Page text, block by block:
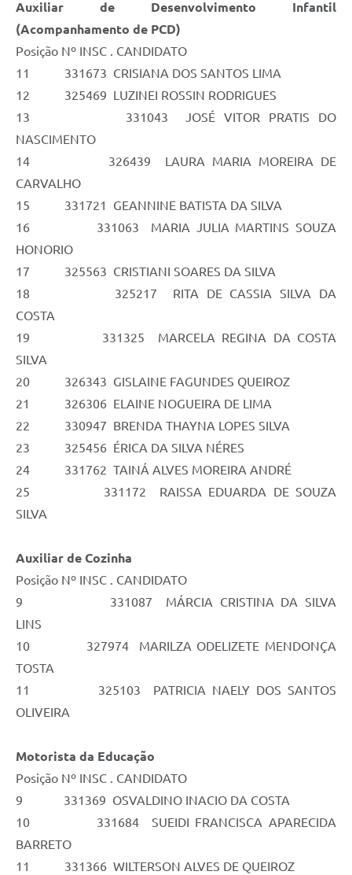
Auxiliar de Desenvolvimento Infantil
(Acompanhamento de PCD)
Posição Nº INSC . CANDIDATO
11 331673 CRISIANA DOS SANTOS LIMA
12 325469 LUZINEI ROSSIN RODRIGUES
13 331043 JOSÉ VITOR PRATIS DO
NASCIMENTO
14 326439 LAURA MARIA MOREIRA DE
CARVALHO
15 331721 GEANNINE BATISTA DA SILVA
16 331063 MARIA JULIA MARTINS SOUZA
HONORIO
17 325563 CRISTIANI SOARES DA SILVA
18 325217 RITA DE CASSIA SILVA DA
COSTA
19 331325 MARCELA REGINA DA COSTA
SILVA
20 326343 GISLAINE FAGUNDES QUEIROZ
21 326306 ELAINE NOGUEIRA DE LIMA
22 330947 BRENDA THAYNA LOPES SILVA
23 325456 ÉRICA DA SILVA NÉRES
24 331762 TAINÁ ALVES MOREIRA ANDRÉ
25 331172 RAISSA EDUARDA DE SOUZA
SILVA
Auxiliar de Cozinha
Posição Nº INSC . CANDIDATO
9 331087 MÁRCIA CRISTINA DA SILVA
LINS
10 327974 MARILZA ODELIZETE MENDONÇA
TOSTA
11 325103 PATRICIA NAELY DOS SANTOS
OLIVEIRA
Motorista da Educação
Posição Nº INSC . CANDIDATO
9 331369 OSVALDINO INACIO DA COSTA
10 331684 SUEIDI FRANCISCA APARECIDA
BARRETO
11 331366 WILTERSON ALVES DE QUEIROZ